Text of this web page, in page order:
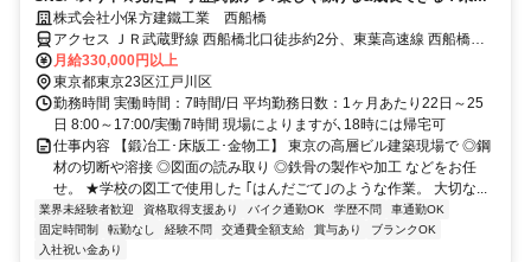
験歓迎！月給33万円～！1R寮有
株式会社小保方建鐵工業 西船橋
アクセス ＪＲ武蔵野線 西船橋北口徒歩約2分、東葉高速線 西船橋北
口徒歩約2分、東京メトロ東西線/ＪＲ中央本線 西船橋北口徒歩約2分
西船橋駅
月給330,000円以上
東京都東京23区江戸川区
勤務時間 実働時間：7時間/日 平均勤務日数：1ヶ月あたり22日～25
日 8:00～17:00/実働7時間 現場によりますが､18時には帰宅可
仕事内容 【鍛冶工･床版工･金物工】 東京の高層ビル建築現場で ◎鋼
材の切断や溶接 ◎図面の読み取り ◎鉄骨の製作や加工 などをお任
せ。 ★学校の図工で使用した ｢はんだごて｣のような作業。 大切な...
業界未経験者歓迎 資格取得支援あり バイク通勤OK 学歴不問
車通勤OK
固定時間制
転勤なし 経験不問 交通費全額支給 賞与あり
ブランクOK
入社祝い金あり